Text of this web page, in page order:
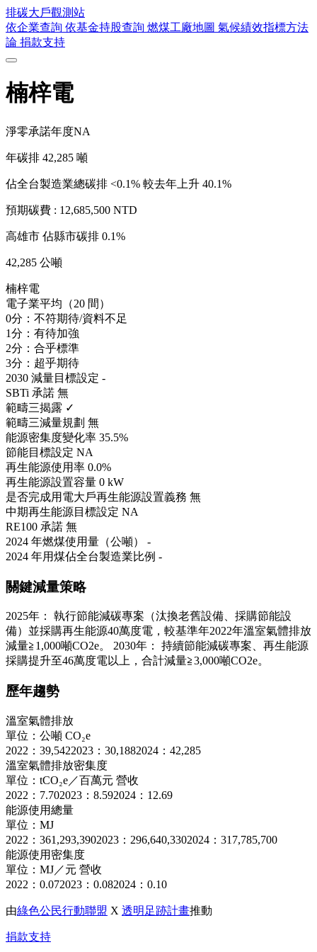
排碳大戶觀測站
依企業查詢 依基金持股查詢 燃煤工廠地圖 氣候績效指標方法
論 捐款支持
楠梓電
淨零承諾年度NA
年碳排 42,285 噸
佔全台製造業總碳排 <0.1% 較去年上升 40.1%
預期碳費 : 12,685,500 NTD
高雄市 佔縣市碳排 0.1%
42,285 公噸
楠梓電
電子業平均（20 間）
0分：不符期待/資料不足
1分：有待加強
2分：合乎標準
3分：超乎期待
2030 減量目標設定 -
SBTi 承諾 無
範疇三揭露 ✓
範疇三減量規劃 無
能源密集度變化率 35.5%
節能目標設定 NA
再生能源使用率 0.0%
再生能源設置容量 0 kW
是否完成用電大戶再生能源設置義務 無
中期再生能源目標設定 NA
RE100 承諾 無
2024 年燃煤使用量（公噸） -
2024 年用煤佔全台製造業比例 -
關鍵減量策略
2025年： 執行節能減碳專案（汰換老舊設備、採購節能設
備）並採購再生能源40萬度電，較基準年2022年溫室氣體排放
減量≧1,000噸CO2e。 2030年： 持續節能減碳專案、再生能源
採購提升至46萬度電以上，合計減量≧3,000噸CO2e。
歷年趨勢
溫室氣體排放
單位：公噸 CO₂e
2022：39,5422023：30,1882024：42,285
溫室氣體排放密集度
單位：tCO₂e／百萬元 營收
2022：7.702023：8.592024：12.69
能源使用總量
單位：MJ
2022：361,293,3902023：296,640,3302024：317,785,700
能源使用密集度
單位：MJ／元 營收
2022：0.072023：0.082024：0.10
由綠色公民行動聯盟 X 透明足跡計畫推動
捐款支持